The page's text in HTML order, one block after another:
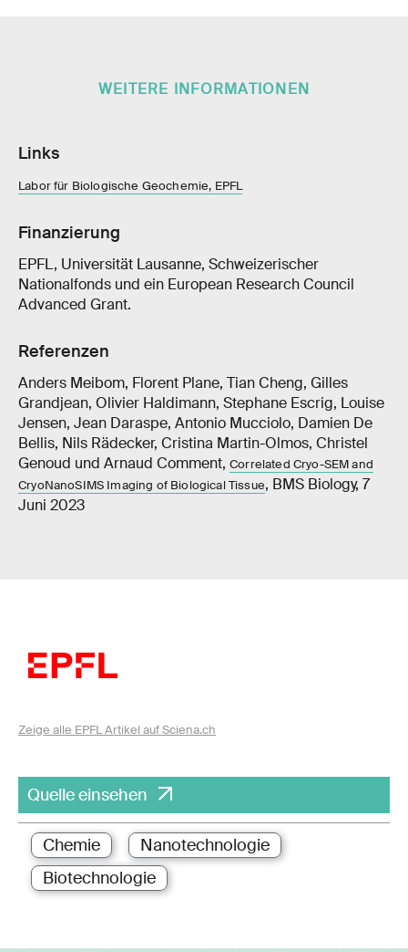
WEITERE INFORMATIONEN
Links
Labor für Biologische Geochemie, EPFL
Finanzierung
EPFL, Universität Lausanne, Schweizerischer
Nationalfonds und ein European Research Council
Advanced Grant.
Referenzen
Anders Meibom, Florent Plane, Tian Cheng, Gilles
Grandjean, Olivier Haldimann, Stephane Escrig, Louise
Jensen, Jean Daraspe, Antonio Mucciolo, Damien De
Bellis, Nils Rädecker, Cristina Martin-Olmos, Christel
Genoud und Arnaud Comment, Correlated Cryo-SEM and
CryoNanoSIMS Imaging of Biological Tissue, BMS Biology, 7
Juni 2023
Zeige alle EPFL Artikel auf Sciena.ch
Quelle einsehen
Chemie
Nanotechnologie
Biotechnologie